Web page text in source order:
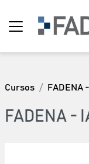
Cursos FADENA
FADENA -